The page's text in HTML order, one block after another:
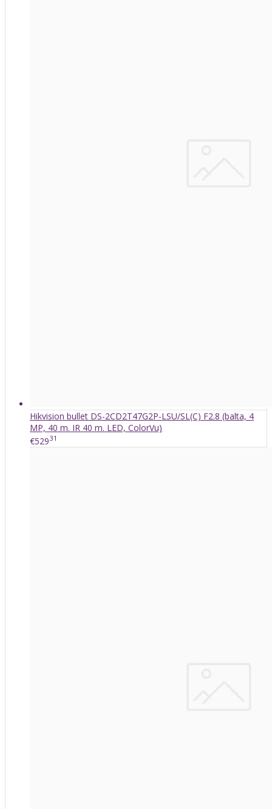
Hikvision bullet DS-2CD2T47G2P-LSU/SL(C) F2.8 (balta, 4
MP, 40 m. IR 40 m. LED, ColorVu)
€52931